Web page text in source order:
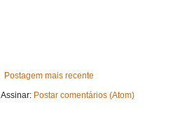
Postagem mais recente
Assinar: Postar comentários (Atom)